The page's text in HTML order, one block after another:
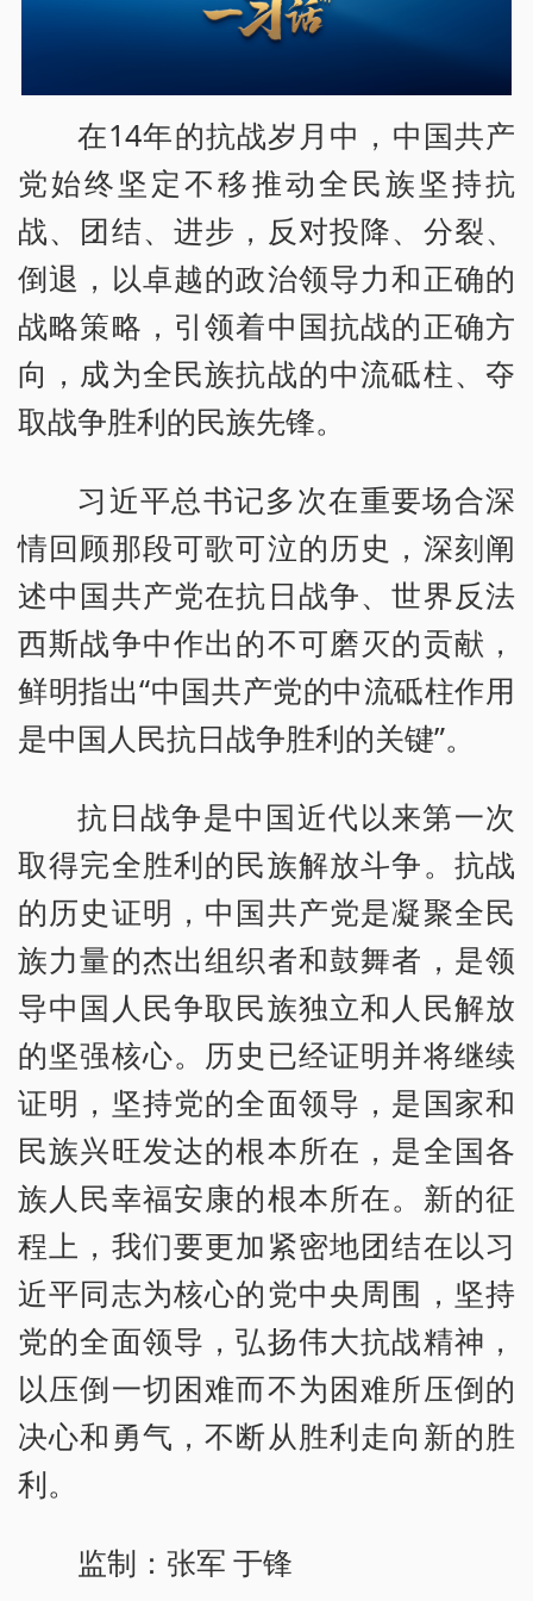
在14年的抗战岁月中，中国共产
党始终坚定不移推动全民族坚持抗
战、团结、进步，反对投降、分裂、
倒退，以卓越的政治领导力和正确的
战略策略，引领着中国抗战的正确方
向，成为全民族抗战的中流砥柱、夺
取战争胜利的民族先锋。
习近平总书记多次在重要场合深
情回顾那段可歌可泣的历史，深刻阐
述中国共产党在抗日战争、世界反法
西斯战争中作出的不可磨灭的贡献，
鲜明指出“中国共产党的中流砥柱作用
是中国人民抗日战争胜利的关键”。
抗日战争是中国近代以来第一次
取得完全胜利的民族解放斗争。抗战
的历史证明，中国共产党是凝聚全民
族力量的杰出组织者和鼓舞者，是领
导中国人民争取民族独立和人民解放
的坚强核心。历史已经证明并将继续
证明，坚持党的全面领导，是国家和
民族兴旺发达的根本所在，是全国各
族人民幸福安康的根本所在。新的征
程上，我们要更加紧密地团结在以习
近平同志为核心的党中央周围，坚持
党的全面领导，弘扬伟大抗战精神，
以压倒一切困难而不为困难所压倒的
决心和勇气，不断从胜利走向新的胜
利。
监制：张军 于锋